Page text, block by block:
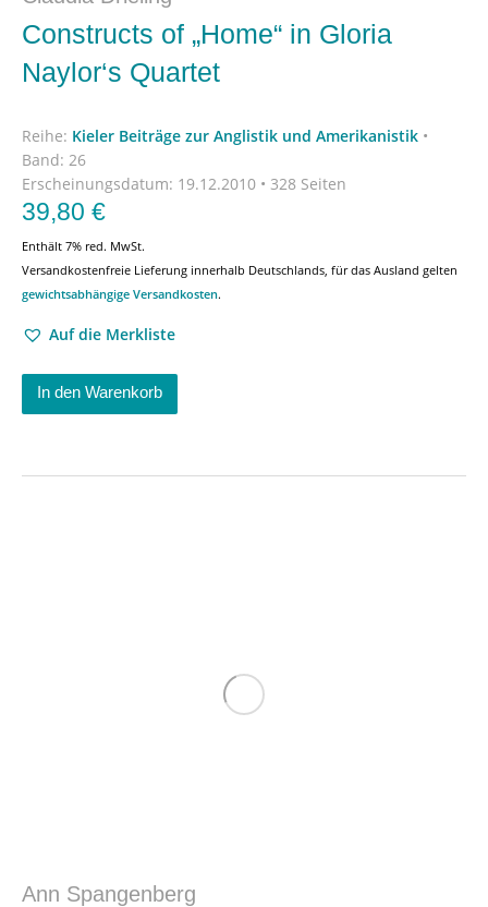
Constructs of „Home“ in Gloria
Naylor‘s Quartet
Reihe: Kieler Beiträge zur Anglistik und Amerikanistik •
Band: 26
Erscheinungsdatum: 19.12.2010 • 328 Seiten
39,80 €
Enthält 7% red. MwSt.
Versandkostenfreie Lieferung innerhalb Deutschlands, für das Ausland gelten
gewichtsabhängige Versandkosten.
Auf die Merkliste
In den Warenkorb
Ann Spangenberg